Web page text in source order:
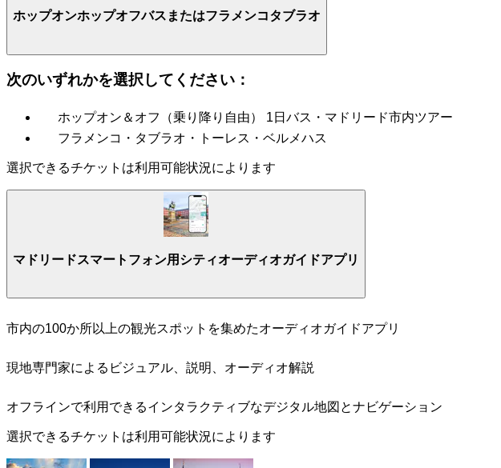
ホップオンホップオフバスまたはフラメンコタブラオ
次のいずれかを選択してください：
ホップオン＆オフ（乗り降り自由） 1日バス・マドリード市内ツアー
フラメンコ・タブラオ・トーレス・ベルメハス
選択できるチケットは利用可能状況によります
マドリードスマートフォン用シティオーディオガイドアプリ
市内の100か所以上の観光スポットを集めたオーディオガイドアプリ
現地専門家によるビジュアル、説明、オーディオ解説
オフラインで利用できるインタラクティブなデジタル地図とナビゲーション
選択できるチケットは利用可能状況によります